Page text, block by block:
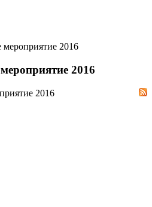
мероприятие 2016
2016
2016